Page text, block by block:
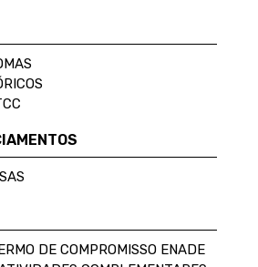
DE COMPROMISSO ENADE